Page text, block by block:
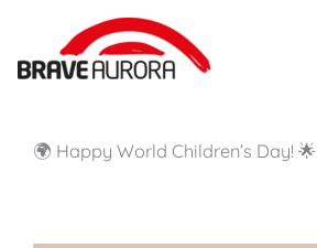
springen
🌍 Happy World Children’s Day! 🌟